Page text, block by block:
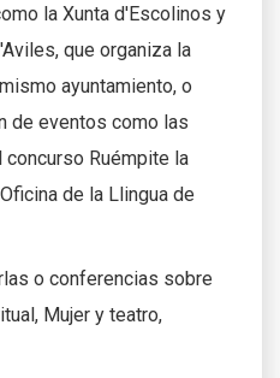
la Xunta d'Escolinos y
que organiza la
ayuntamiento, o
de eventos como las
Ruémpite la
de la Llingua de
o conferencias sobre
Mujer y teatro,